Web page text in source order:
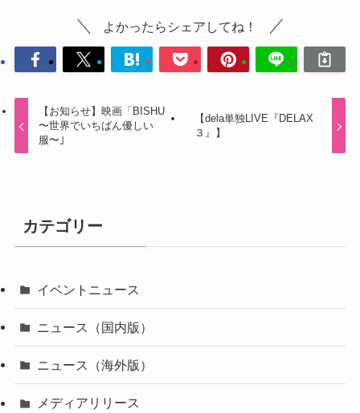
よかったらシェアしてね！
【お知らせ】映画「BISHU
〜世界でいちばん優しい
服〜｣
【dela単独LIVE『DELAX
３』】
カテゴリー
イベントニュース
ニュース（国内版）
ニュース（海外版）
メディアリリース